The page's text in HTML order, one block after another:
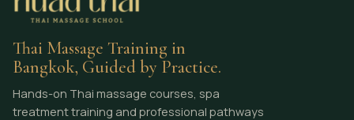
Thai Massage Training in
Bangkok, Guided by Practice.
Hands-on Thai massage courses, spa
treatment training and professional pathways